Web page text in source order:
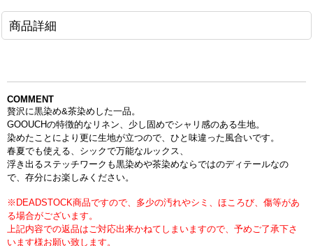
商品詳細
COMMENT
贅沢に黒染め&茶染めした一品。
GOOUCHの特徴的なリネン、少し固めでシャリ感のある生地。
染めたことにより更に生地が立つので、ひと味違った風合いです。
春夏でも使える、シックで万能なルックス、
浮き出るステッチワークも黒染めや茶染めならではのディテールなの
で、存分にお楽しみください。
※DEADSTOCK商品ですので、多少の汚れやシミ、ほころび、傷等があ
る場合がございます。
上記内容での返品はご対応出来かねてしまいますので、予めご了承下さ
います様お願い致します。